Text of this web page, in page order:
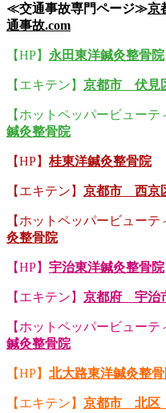
≪交通事故専門ページ≫京
通事故.com
【HP】 永田東洋鍼灸整骨院
【エキテン】 京都市 伏見
【ホットペッパービューテ
鍼灸整骨院
【HP】 桂東洋鍼灸整骨院
【エキテン】 京都市 西京
【ホットペッパービューテ
灸整骨院
【HP】 宇治東洋鍼灸整骨院
【エキテン】 京都府 宇治
【ホットペッパービューテ
鍼灸整骨院
【HP】 北大路東洋鍼灸整
【エキテン】 京都市 北区